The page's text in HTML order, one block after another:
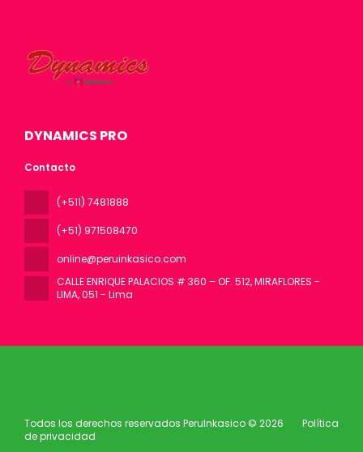
DYNAMICS PRO
Contacto
(+511) 7481888
(+51) 971508470
online@peruinkasico.com
CALLE ENRIQUE PALACIOS # 360 – OF. 512, MIRAFLORES -
LIMA, 051 - Lima
Todos los derechos reservados PeruInkasico © 2026
Política
de privacidad